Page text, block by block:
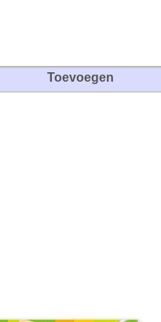
Toevoegen